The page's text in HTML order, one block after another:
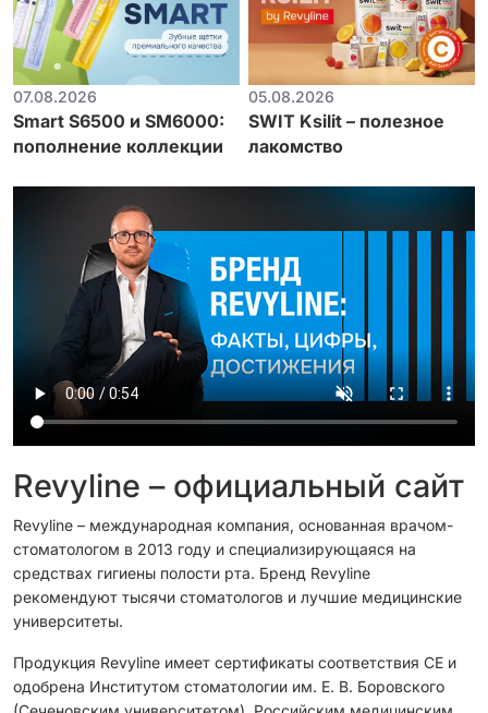
07.08.2026
Smart S6500 и SM6000:
пополнение коллекции
05.08.2026
SWIT Ksilit – полезное
лакомство
Revyline – официальный сайт
Revyline – международная компания, основанная врачом-
стоматологом в 2013 году и специализирующаяся на
средствах гигиены полости рта. Бренд Revyline
рекомендуют тысячи стоматологов и лучшие медицинские
университеты.
Продукция Revyline имеет сертификаты соответствия CЕ и
одобрена Институтом стоматологии им. Е. В. Боровского